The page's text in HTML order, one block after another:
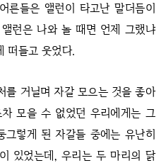
른들은 앨런이 타고난 말더듬이
런은 나와 놀 때면 언제 그랬냐
떠들고 웃었다.
를 거닐며 자갈 모으는 것을 좋아
모을 수 없었던 우리에게는 그
렇게 된 자갈들 중에는 유난히
있었는데, 우리는 두 마리의 닭